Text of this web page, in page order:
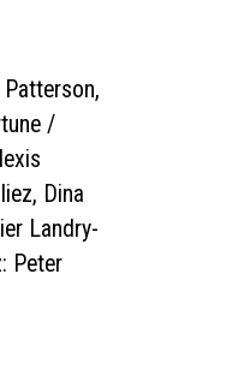
/
Dina
Landry-
Peter